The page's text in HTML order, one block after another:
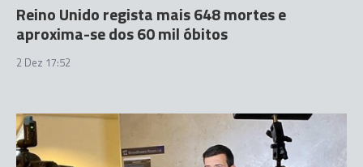
Reino Unido regista mais 648 mortes e
aproxima-se dos 60 mil óbitos
2 Dez 17:52